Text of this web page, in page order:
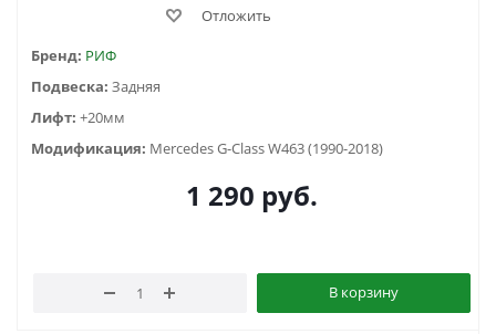
Отложить
Бренд: РИФ
Подвеска: Задняя
Лифт: +20мм
Модификация: Mercedes G-Class W463 (1990-2018)
1 290 руб.
В корзину